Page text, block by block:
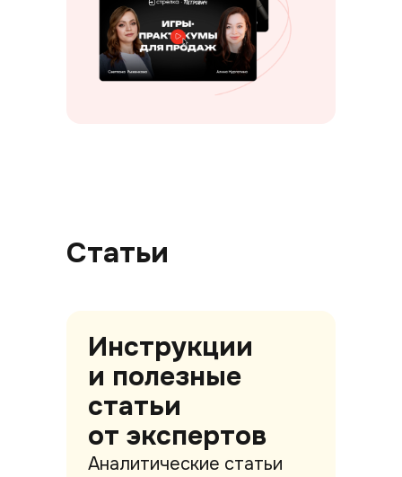
Статьи
Инструкции
и полезные
статьи
от экспертов
Аналитические статьи